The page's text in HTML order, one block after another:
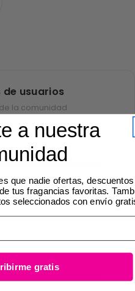
usuarios
la comunidad
259
108
28
a nuestra
que nadie ofertas, descuentos
tus fragancias favoritas.
seleccionados con envío
gratis